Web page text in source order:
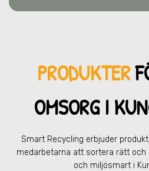
PRODUKTER
OMSORG I
Smart Recycling erbjuder
medarbetarna att sortera rätt och
och miljösmart i